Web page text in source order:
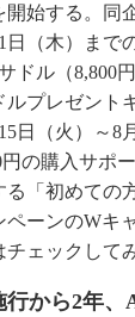
始する。同
日（木）まで
ドル（8,800
ルプレゼント
日（火）～8
の購入サポ
る「初めての
ーンのWキ
ェックして
から2年、